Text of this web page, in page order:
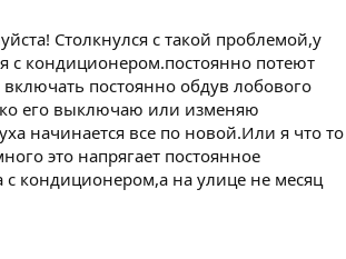
Столкнулся с такой проблемой,у
с кондиционером.постоянно потеют
включать постоянно обдув лобового
его выключаю или изменяю
начинается все по новой.Или я что то
это напрягает постоянное
кондиционером,а на улице не месяц